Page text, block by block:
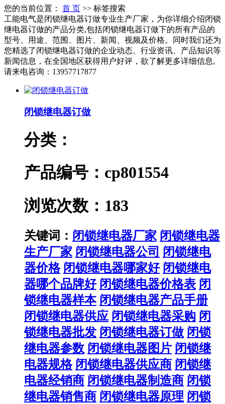
您的当前位置： 首 页 >> 标签搜索
工能电气是闭锁继电器订做专业生产厂家，为你详细介绍闭锁
继电器订做的产品分类,包括闭锁继电器订做下的所有产品的
型号、用途、范围、图片、新闻、视频及价格。同时我们还为
您精选了闭锁继电器订做的企业动态、行业资讯、产品知识等
新闻信息，在全国地区获得用户好评，欲了解更多详细信息,
请来电咨询：13957717877
闭锁继电器订做
分类：
产品编号：cp801554
浏览次数：183
关键词： 闭锁继电器厂家 闭锁继电器
生产厂家 闭锁继电器公司
闭锁继电
器价格 闭锁继电器哪家好 闭锁继电
器哪个品牌好 闭锁继电器价格表 闭
锁继电器样本 闭锁继电器产品手册
闭锁继电器供应 闭锁继电器采购 闭
锁继电器批发 闭锁继电器订做 闭锁
继电器参数 闭锁继电器图片 闭锁继
电器规格 闭锁继电器供应商 闭锁继
电器经销商 闭锁继电器制造商 闭锁
继电器销售商 闭锁继电器原理 闭锁